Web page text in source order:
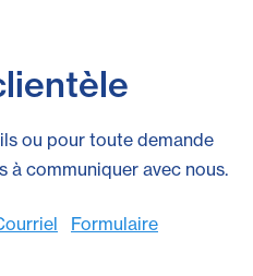
ou pour toute demande
à communiquer avec nous.
Formulaire